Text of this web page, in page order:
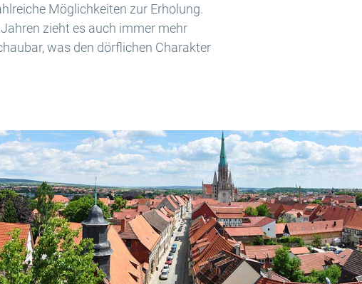
Möglichkeiten zur Erholung.
zieht es auch immer mehr
was den dörflichen Charakter